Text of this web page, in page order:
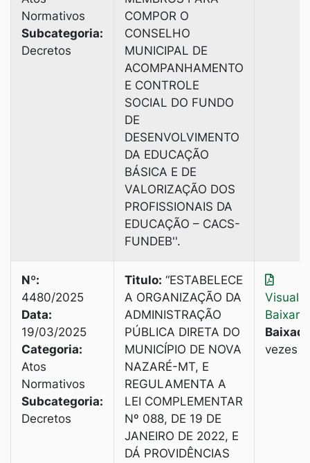
Normativos
Subcategoria:
Decretos
COMPOR O
CONSELHO
MUNICIPAL DE
ACOMPANHAMENTO
E CONTROLE
SOCIAL DO FUNDO
DE
DESENVOLVIMENTO
DA EDUCAÇÃO
BÁSICA E DE
VALORIZAÇÃO DOS
PROFISSIONAIS DA
EDUCAÇÃO – CACS-
FUNDEB''.
Nº:
4480/2025
Data:
19/03/2025
Categoria:
Atos
Normativos
Subcategoria:
Decretos
Titulo: “ESTABELECE
A ORGANIZAÇÃO DA
ADMINISTRAÇÃO
PÚBLICA DIRETA DO
MUNICÍPIO DE NOVA
NAZARÉ-MT, E
REGULAMENTA A
LEI COMPLEMENTAR
Nº 088, DE 19 DE
JANEIRO DE 2022, E
DÁ PROVIDÊNCIAS
Baixar
vezes